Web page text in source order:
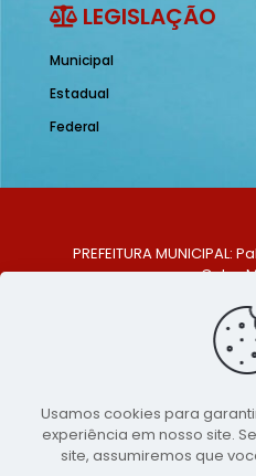
LEGISLAÇÃO
Municipal
Estadual
Federal
PREFEITURA
Celso
Centro, São Bento do
TELEFONE:
E-MAIL:
Copyright 2021-2026 -
Prefeitura de São
Usamos cookies para
experiência em nosso site.
site, assumiremos que